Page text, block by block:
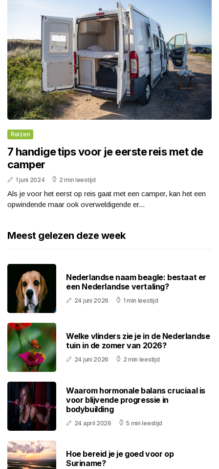
Reizen
7 handige tips voor je eerste reis met de
camper
1 juni 2024 2 min leestijd
Als je voor het eerst op reis gaat met een camper, kan het een
opwindende maar ook overweldigende er...
Meest gelezen deze week
Nederlandse naam beagle: bestaat er
een Nederlandse vertaling?
24 juni 2026 1 min leestijd
Welke vlinders zie je in de Nederlandse
tuin in de zomer van 2026?
24 juni 2026 2 min leestijd
Waarom hormonale balans cruciaal is
voor blijvende progressie in
bodybuilding
24 april 2026 5 min leestijd
Hoe bereid je je goed voor op
Suriname?